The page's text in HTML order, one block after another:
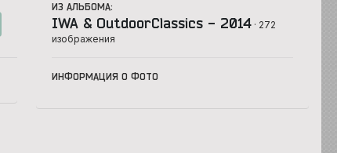
ИЗ АЛЬБОМА:
IWA & OutdoorClassics - 2014 · 272
изображения
ИНФОРМАЦИЯ О ФОТО